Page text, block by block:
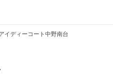
イディーコート中野南台